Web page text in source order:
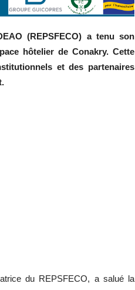
(REPSFECO) a tenu son
hôtelier de Conakry. Cette
et des partenaires
du REPSFECO, a salué la